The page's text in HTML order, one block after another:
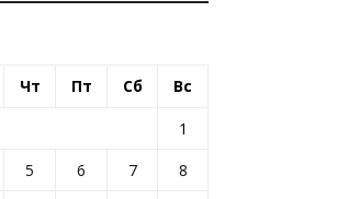
Чт Пт Сб Вс
1
5 6 7 8